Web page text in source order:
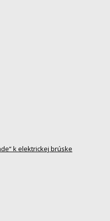
k elektrickej brúske